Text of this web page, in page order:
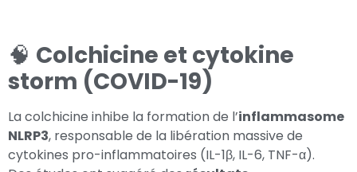
🧠 Colchicine et cytokine
storm (COVID-19)
La colchicine inhibe la formation de l’inflammasome
NLRP3, responsable de la libération massive de
cytokines pro-inflammatoires (IL-1β, IL-6, TNF-α).